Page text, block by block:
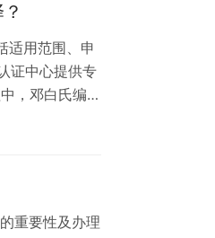
适用范围、申
证中心提供专
，邓白氏编码
关重要。然
贸易、金融…
重要性及办理